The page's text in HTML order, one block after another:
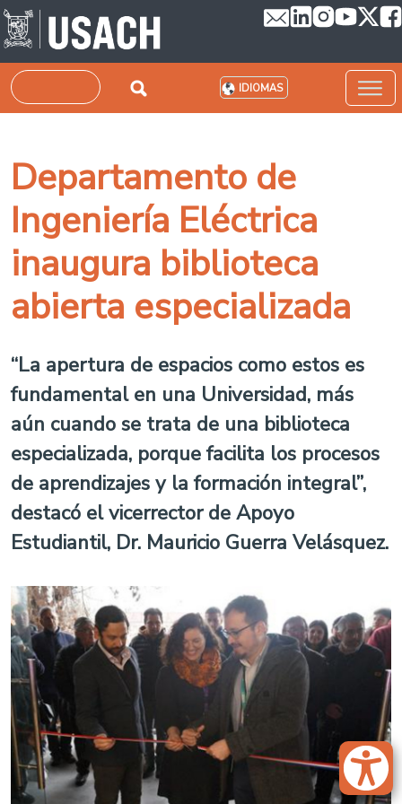
Pasar al contenido principal
Buscar IDIOMAS
Departamento de
Ingeniería Eléctrica
inaugura biblioteca
abierta especializada
“La apertura de espacios como estos es
fundamental en una Universidad, más
aún cuando se trata de una biblioteca
especializada, porque facilita los procesos
de aprendizajes y la formación integral”,
destacó el vicerrector de Apoyo
Estudiantil, Dr. Mauricio Guerra Velásquez.